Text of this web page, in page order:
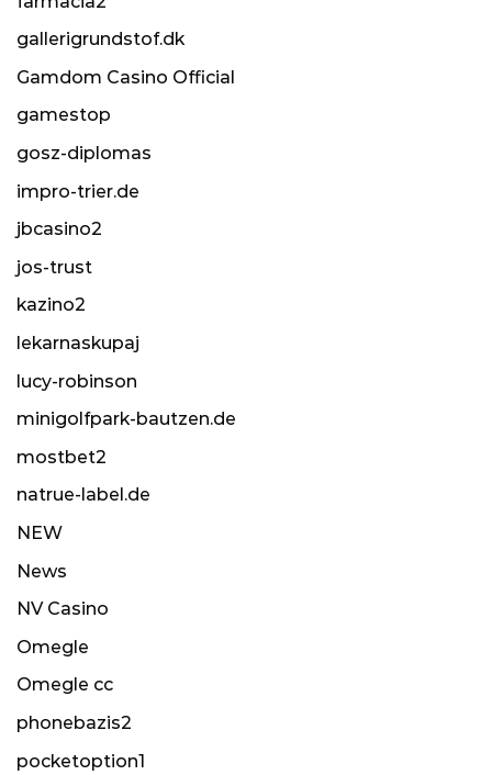
gallerigrundstof.dk
Gamdom Casino Official
gamestop
gosz-diplomas
impro-trier.de
jbcasino2
jos-trust
kazino2
lekarnaskupaj
lucy-robinson
minigolfpark-bautzen.de
mostbet2
natrue-label.de
NEW
News
NV Casino
Omegle
Omegle cc
phonebazis2
pocketoption1